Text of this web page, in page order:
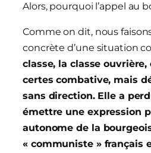
Alors, pourquoi l’appel au
Comme on dit, nous faisons
concrète d’une situation
classe, la classe ouvrière,
certes combative, mais
sans direction. Elle a
émettre une expression
autonome de la
« communiste » français